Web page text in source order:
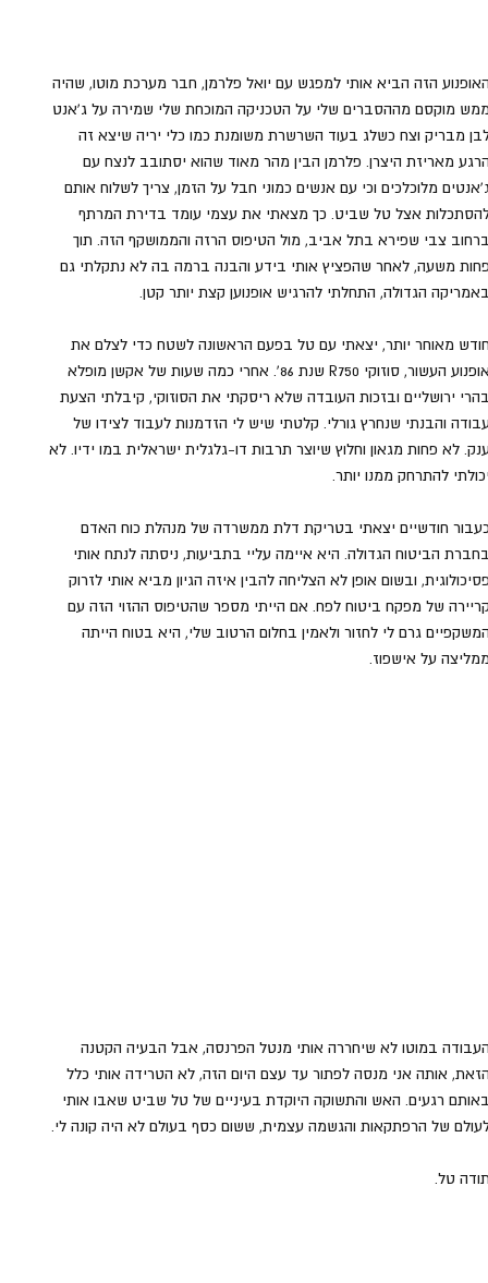
הזה הביא אותי למפגש עם יואל פלרמן, חבר מערכת מוטו, שהיה
מוקסם מההסברים שלי על הטכניקה המוכחת שלי שמירה על ג'אנט
מבריק וצח כשלג בעוד השרשרת משומנת כמו כלי יריה שיצא זה
מאריזת היצרן. פלרמן הבין מהר מאוד שהוא יסתובב לנצח עם
מלוכלכים וכי עם אנשים כמוני חבל על הזמן, צריך לשלוח אותם
אצל טל שביט. כך מצאתי את עצמי עומד בדירת המרתף
צבי שפירא בתל אביב, מול הטיפוס הרזה והממושקף הזה. תוך
משעה, לאחר שהפציץ אותי בידע והבנה ברמה בה לא נתקלתי גם
הגדולה, התחלתי להרגיש אופנוען קצת יותר קטן.
מאוחר יותר, יצאתי עם טל בפעם הראשונה לשטח כדי לצלם את
אופנוע העשור, סוזוקי R750 שנת 86'. אחרי כמה שעות של אקשן מופלא
ירושליים ובזכות העובדה שלא ריסקתי את הסוזוקי, קיבלתי הצעת
והבנתי שנחרץ גורלי. קלטתי שיש לי הזדמנות לעבוד לצידו של
לא פחות מגאון וחלוץ שיוצר תרבות דו-גלגלית ישראלית במו ידיו. לא
להתרחק ממנו יותר.
חודשיים יצאתי בטריקת דלת ממשרדה של מנהלת כוח האדם
הביטוח הגדולה. היא איימה עליי בתביעות, ניסתה לנתח אותי
ובשום אופן לא הצליחה להבין איזה הגיון מביא אותי לזרוק
של מפקח ביטוח לפח. אם הייתי מספר שהטיפוס ההזוי הזה עם
גרם לי לחזור ולאמין בחלום הרטוב שלי, היא בטוח הייתה
על אישפוז.
במוטו לא שיחררה אותי מנטל הפרנסה, אבל הבעיה הקטנה
אותה אני מנסה לפתור עד עצם היום הזה, לא הטרידה אותי כלל
רגעים. האש והתשוקה היוקדת בעיניים של טל שביט שאבו אותי
של הרפתקאות והגשמה עצמית, ששום כסף בעולם לא היה קונה לי.
טל.